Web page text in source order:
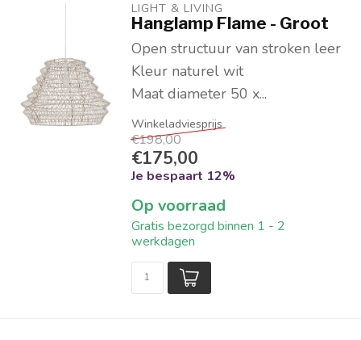
LIGHT & LIVING
Hanglamp Flame - Groot
Open structuur van stroken leer
Kleur naturel wit
Maat diameter 50 x...
€198,00
€175,00
Je bespaart 12%
Op voorraad
Gratis bezorgd binnen 1 - 2
werkdagen